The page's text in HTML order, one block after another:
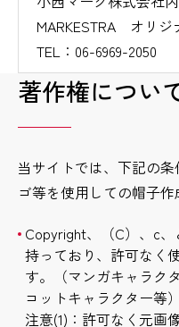
MARKESTRA オリジ
TEL：06-6969-2050
著作権につい
当サイトでは、下記の
ゴ等を使用しての帽子作
Copyright、（C）、c
持っており、許可なく
す。（マンガキャラク
コットキャラクター等）
注意(1)：許可なく元画